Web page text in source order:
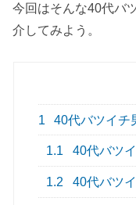
今回はそんな40代バ
介してみよう。
1 40代バツイチ
1.1 40代バツ
1.2 40代バツ